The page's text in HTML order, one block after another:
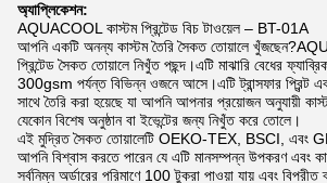
অ্যাপ্লিকেশন:
AQUACOOL কাস্টম প্রিন্টেড বিচ টাওয়েল – BT-01A
আপনি একটি অনন্য কাস্টম তৈরি সৈকত তোয়ালে
প্রিন্টেড সৈকত তোয়ালে নিখুঁত পছন্দ।এটি মাঝারি বেধের
300gsm পর্যন্ত বিভিন্ন ওজনে আসে।এটি ট্রান্সফার প্রিন্ট
সাথে তৈরি করা হয়েছে যা আপনি আপনার প্রয়োজন অনুযায়ী
যেকোন বিশেষ অনুষ্ঠান বা ইভেন্টের জন্য নিখুঁত করে তোলে।
এই মুদ্রিত সৈকত তোয়ালেটি OEKO-TEX, BSCI, এবং
আপনি বিশ্বাস করতে পারেন যে এটি মানসম্পন্ন উপকরণ এবং
সর্বনিম্ন অর্ডারের পরিমাণে 100 টুকরা পাওয়া যায় এবং